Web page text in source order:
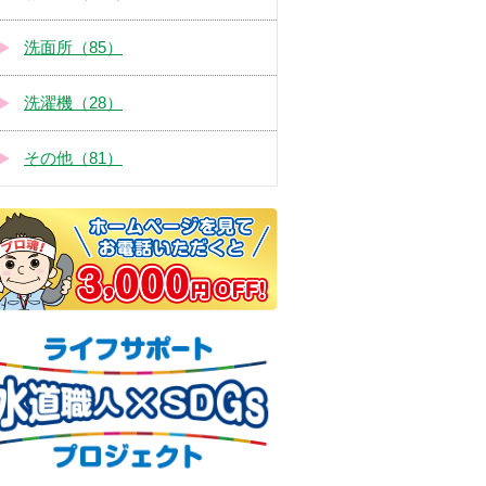
洗面所（85）
洗濯機（28）
その他（81）